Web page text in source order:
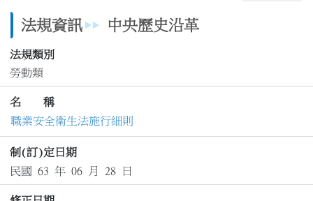
法規資訊 中央歷史沿革
法規類別
勞動類
名 稱
職業安全衛生法施行細則
制(訂)定日期
民國 63 年 06 月 28 日